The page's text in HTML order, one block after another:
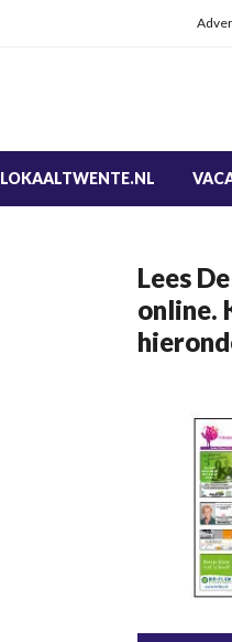
LOKAALTWENTE.NL
Lees
online.